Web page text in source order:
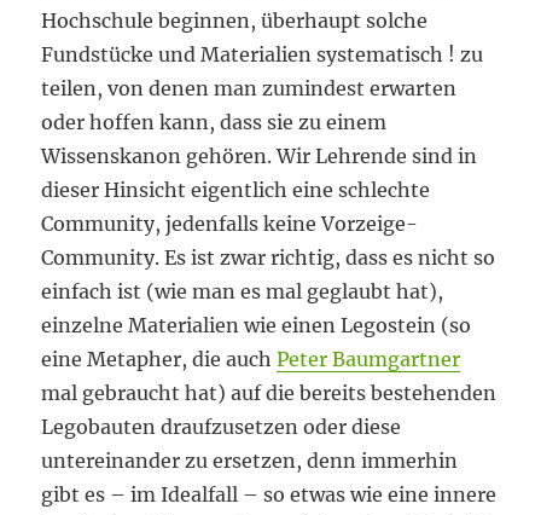
Hochschule beginnen, überhaupt solche
Fundstücke und Materialien systematisch ! zu
teilen, von denen man zumindest erwarten
oder hoffen kann, dass sie zu einem
Wissenskanon gehören. Wir Lehrende sind in
dieser Hinsicht eigentlich eine schlechte
Community, jedenfalls keine Vorzeige-
Community. Es ist zwar richtig, dass es nicht so
einfach ist (wie man es mal geglaubt hat),
einzelne Materialien wie einen Legostein (so
eine Metapher, die auchPeter Baumgartner
mal gebraucht hat) auf die bereits bestehenden
Legobauten draufzusetzen oder diese
untereinander zu ersetzen, denn immerhin
gibt es – im Idealfall – so etwas wie eine innere